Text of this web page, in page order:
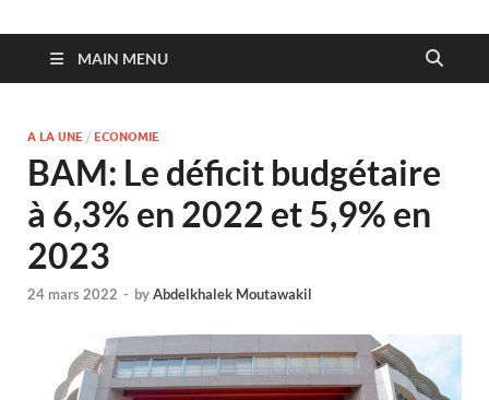
MAIN MENU
A LA UNE / ECONOMIE
BAM: Le déficit budgétaire
à 6,3% en 2022 et 5,9% en
2023
24 mars 2022 - byAbdelkhalek Moutawakil